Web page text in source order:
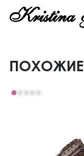
ПОХОЖИЕ